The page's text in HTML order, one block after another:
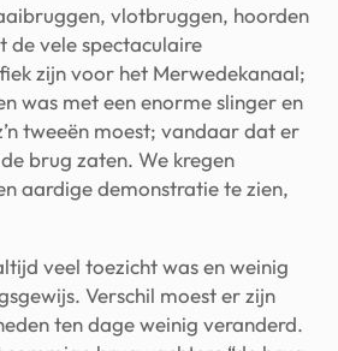
vlotbruggen, hoorden
de vele spectaculaire
zijn voor het Merwedekanaal;
was met een enorme slinger en
tweeën moest; vandaar dat er
brug zaten. We kregen
aardige demonstratie te zien,
veel toezicht was en weinig
Verschil moest er zijn
ten dage weinig veranderd.